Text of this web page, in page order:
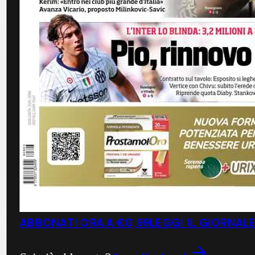
ABBONATI ORA A €0,99LEGGI IL GIORNALE